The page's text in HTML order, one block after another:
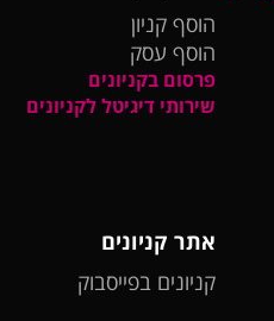
הוסף קניון
הוסף עסק
פרסום בקניונים
שירותי דיגיטל לקניונים
אתר קניונים
קניונים בפייסבוק